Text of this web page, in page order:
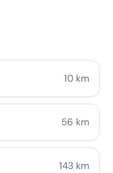
10 km
56 km
143 km